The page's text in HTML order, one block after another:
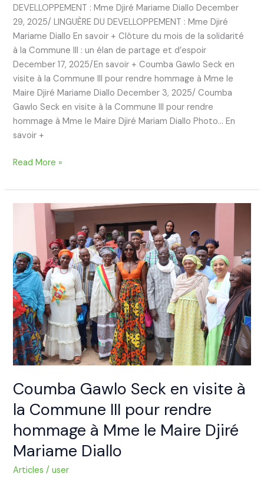
DEVELLOPPEMENT : Mme Djiré Mariame Diallo December
29, 2025/ LINGUÈRE DU DEVELLOPPEMENT : Mme Djiré
Mariame Diallo En savoir + Clôture du mois de la solidarité
à la Commune III : un élan de partage et d’espoir
December 17, 2025/En savoir + Coumba Gawlo Seck en
visite à la Commune III pour rendre hommage à Mme le
Maire Djiré Mariame Diallo December 3, 2025/ Coumba
Gawlo Seck en visite à la Commune III pour rendre
hommage à Mme le Maire Djiré Mariam Diallo Photo… En
savoir +
Read More »
Coumba Gawlo Seck en visite à
la Commune III pour rendre
hommage à Mme le Maire Djiré
Mariame Diallo
Articles /user
Coumba
en
visite
à
la
Commune
III
pour
rendre
hommage
Mme
le
Maire
Djiré
Mariame
Diallo